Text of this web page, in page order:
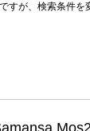
すが、検索条件を